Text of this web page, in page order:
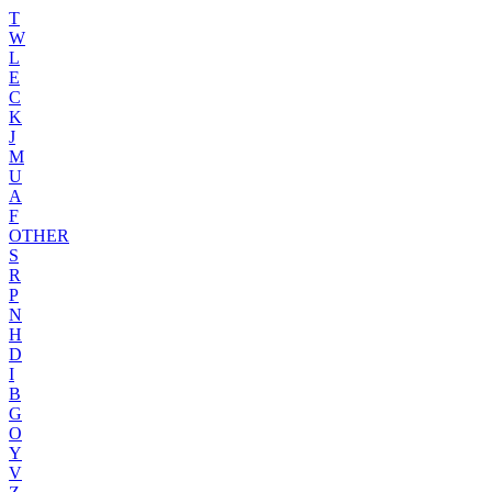
T
W
L
E
C
K
J
M
U
A
F
OTHER
S
R
P
N
H
D
I
B
G
O
Y
V